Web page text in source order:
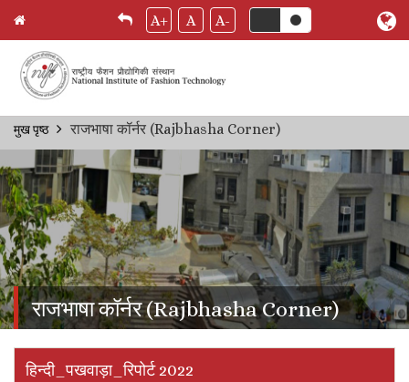
Skip
content
A+ A A-
Breadcrumb
मुख पृष्ठ राजभाषा कॉर्नर (Rajbhasha Corner)
राजभाषा कॉर्नर (Rajbhasha Corner)
हिन्दी_पखवाड़ा_रिपोर्ट 2022